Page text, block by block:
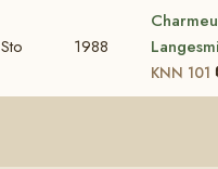
Sto 1988
KNN 101